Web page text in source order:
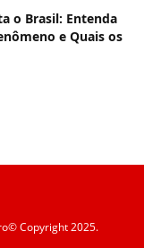
o Brasil: Entenda
e Quais os
Copyright 2025.